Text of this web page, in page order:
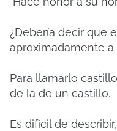
¿Debería decir que
aproximadamente
Para llamarlo
de la de un castillo.
Es difícil de